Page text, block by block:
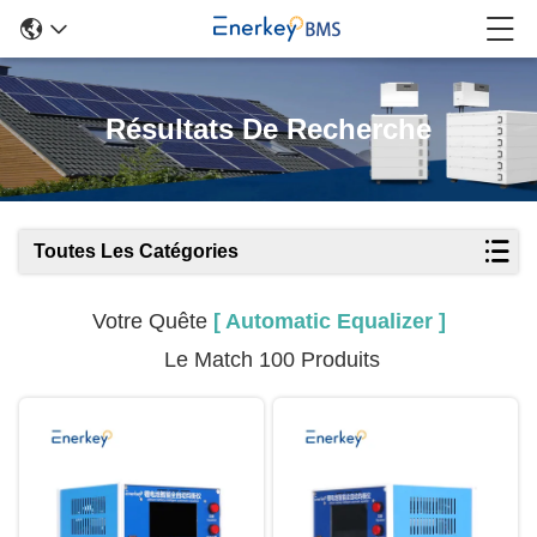
Résultats De Recherche
Toutes Les Catégories
Votre Quête [ Automatic Equalizer ]
Le Match 100 Produits